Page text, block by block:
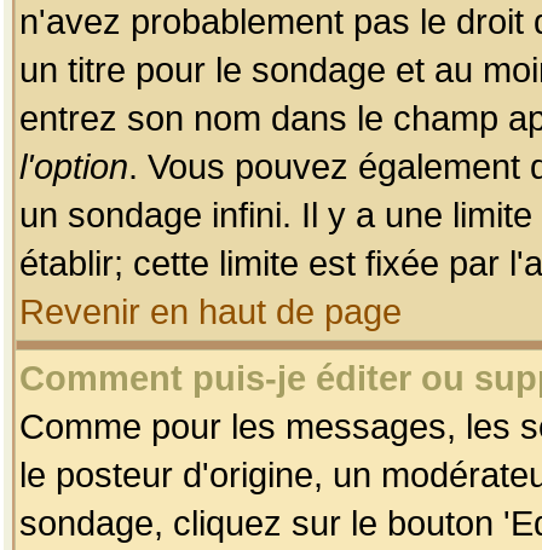
n'avez probablement pas le
un titre pour le sondage et au
entrez son nom dans le champ
l'option. Vous pouvez également
un sondage infini. Il y a une
établir; cette limite est fixée par
Revenir en haut de page
Comment puis-je éditer ou
Comme pour les messages, les
le posteur d'origine, un
sondage, cliquez sur le bouton